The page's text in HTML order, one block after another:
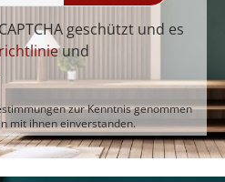
geschützt und es
und
zur Kenntnis genommen
mit ihnen einverstanden.